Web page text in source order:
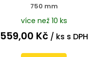
750 mm
více než 10 ks
559,00 Kč/ ks s DPH